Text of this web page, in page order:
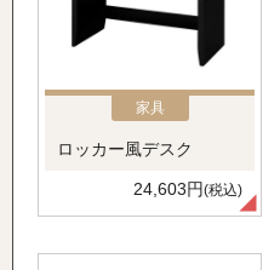
家具
ロッカー風デスク
24,603円(税込)